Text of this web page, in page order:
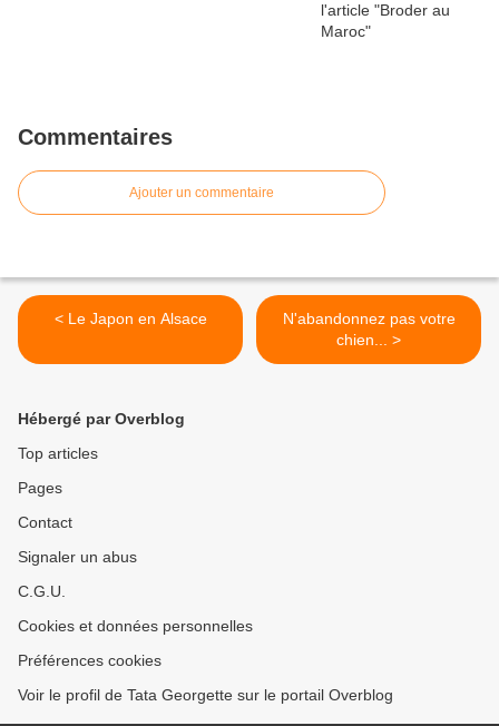
Commentaires
Ajouter un commentaire
< Le Japon en Alsace
N'abandonnez pas votre
chien... >
Hébergé par Overblog
Top articles
Pages
Contact
Signaler un abus
C.G.U.
Cookies et données personnelles
Préférences cookies
Voir le profil de Tata Georgette sur le portail Overblog